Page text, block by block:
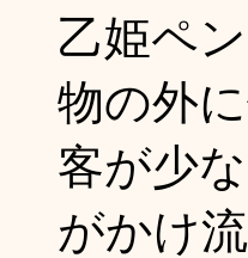
乙姫ペ
物の外
客が少
がかけ流